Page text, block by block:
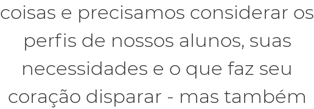
coisas e precisamos considerar os
perfis de nossos alunos, suas
necessidades e o que faz seu
coração disparar - mas também